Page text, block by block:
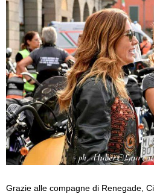
Grazie alle compagne di Renegade,